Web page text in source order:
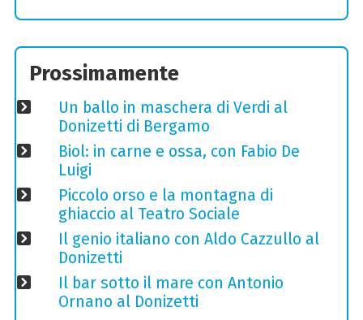
Prossimamente
Un ballo in maschera di Verdi al
Donizetti di Bergamo
Biol: in carne e ossa, con Fabio De
Luigi
Piccolo orso e la montagna di
ghiaccio al Teatro Sociale
Il genio italiano con Aldo Cazzullo al
Donizetti
Il bar sotto il mare con Antonio
Ornano al Donizetti